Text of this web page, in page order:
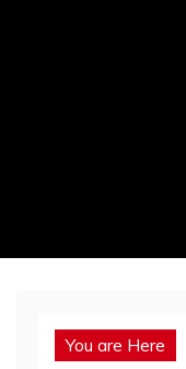
You are Here